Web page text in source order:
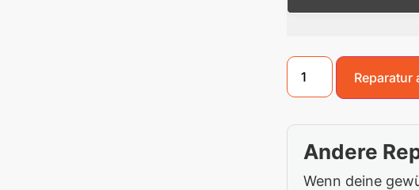
Reparatur
Andere
Wenn deine